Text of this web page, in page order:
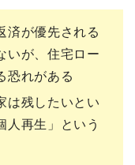
済が優先される
いが、住宅ロー
恐れがある
は残したいとい
人再生」という